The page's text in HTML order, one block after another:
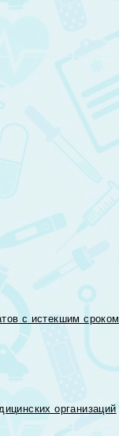
с истекшим сроком
организаций